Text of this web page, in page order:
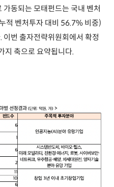
동되는 모태펀드는 국내 벤처
적 벤처투자 대비 56.7% 비중)
번 출자전략위원회에서 확정
지 축으로 요약됩니다.